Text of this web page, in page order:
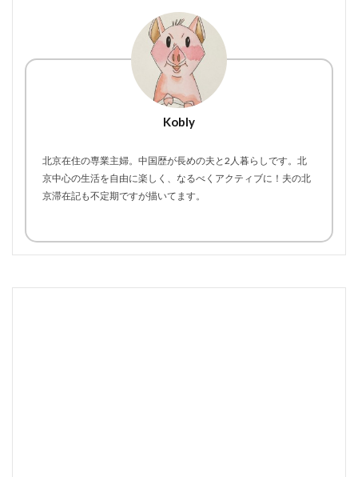
Kobly
北京在住の専業主婦。中国歴が長めの夫と2人暮らしです。北
京中心の生活を自由に楽しく、なるべくアクティブに！夫の北
京滞在記も不定期ですが描いてます。